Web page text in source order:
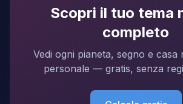
Scopri il tuo tema
completo
Vedi ogni pianeta, segno e casa
personale — gratis, senza